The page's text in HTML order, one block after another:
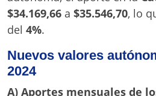
$34.169,66 a $35.546,70, lo
del 4%.
Nuevos valores
2024
A) Aportes mensuales de